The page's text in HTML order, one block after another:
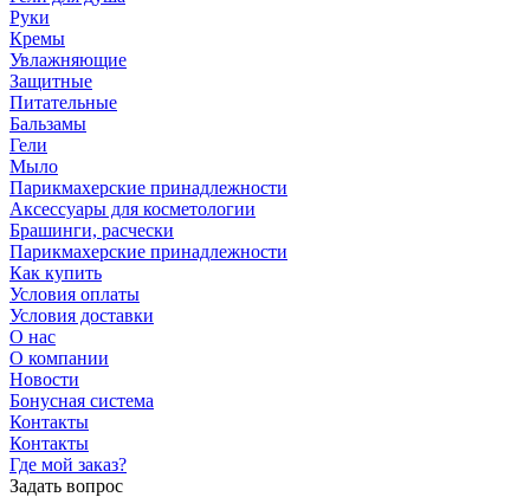
Руки
Кремы
Увлажняющие
Защитные
Питательные
Бальзамы
Гели
Мыло
Парикмахерские принадлежности
Аксессуары для косметологии
Брашинги, расчески
Парикмахерские принадлежности
Как купить
Условия оплаты
Условия доставки
О нас
О компании
Новости
Бонусная система
Контакты
Контакты
Где мой заказ?
Задать вопрос